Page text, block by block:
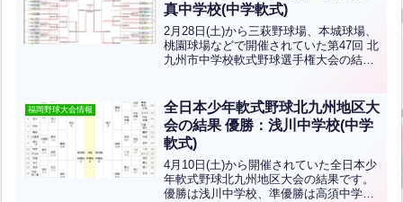
真中学校(中学軟式)
2月28日(土)から三萩野球場、本城球場、
桃園球場などで開催されていた第47回 北
九州市中学校軟式野球選手権大会の結果
とうございます！
福岡野球大会情報
全日本少年軟式野球北九州地区大
会の結果 優勝：浅川中学校(中学
軟式)
4月10日(土)から開催されていた全日本少
年軟式野球北九州地区大会の結果です。
優勝は浅川中学校、準優勝は高須中学